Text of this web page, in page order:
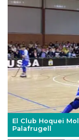
El Club Hoquei
Palafrugell